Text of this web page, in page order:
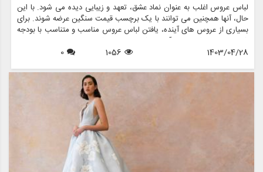
لباس عروس اغلب به عنوان نماد عشق، تعهد و زیبایی دیده می شود. با این
حال، آنها همچنین می توانند با یک برچسب قیمت سنگین عرضه شوند. برای
بسیاری از عروس های آینده، یافتن لباس عروس مناسب و متناسب با بودجه
شان می تواند کار دلهره آوری باشد. اینجاست که لباس های عروسی دست
دوم وارد عمل می شوند و گزینه ای بادوام و مقرون به صرفه را برای کسانی
1403/04/28
1056
0